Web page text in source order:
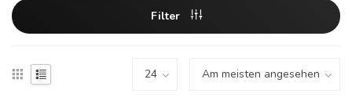
Filter